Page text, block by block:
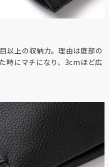
以上の収納力。理由は底部の
時にマチになり、3cmほど広